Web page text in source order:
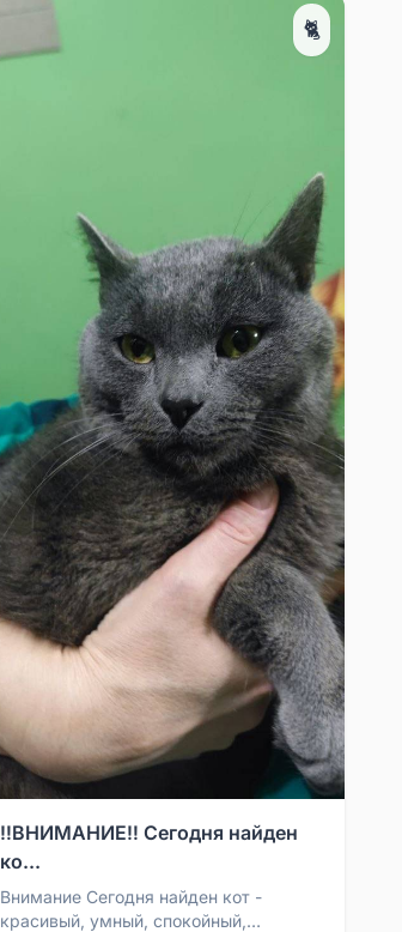
🐈
‼️ВНИМАНИЕ‼️ Сегодня найден
ко...
Внимание Сегодня найден кот -
красивый, умный, спокойный,